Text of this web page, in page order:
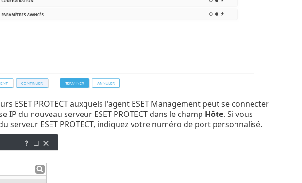
ESET PROTECT auxquels l'agent ESET Management peut se connecter
IP du nouveau serveur ESET PROTECT dans le champ Hôte. Si vous
ESET PROTECT, indiquez votre numéro de port personnalisé.